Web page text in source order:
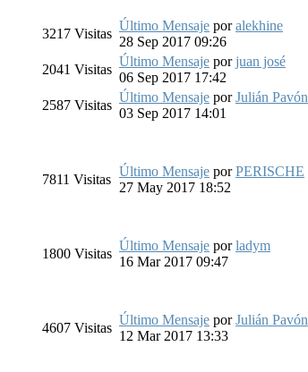
3217 Visitas
Último Mensaje poralekhine
28 Sep 2017 09:26
2041 Visitas
Último Mensaje porjuan josé
06 Sep 2017 17:42
2587 Visitas
Último Mensaje porJulián Pavón
03 Sep 2017 14:01
7811 Visitas
Último Mensaje porPERISCHE
27 May 2017 18:52
1800 Visitas
Último Mensaje porladym
16 Mar 2017 09:47
4607 Visitas
Último Mensaje porJulián Pavón
12 Mar 2017 13:33